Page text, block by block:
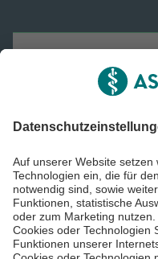
Ärztin oder Arzt finden
Über uns
Lob und Kritik
Station kontaktieren